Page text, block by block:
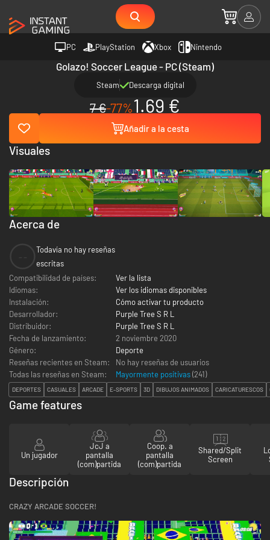
PC PlayStation Xbox Nintendo
Golazo! Soccer League - PC (Steam)
Steam Descarga digital
7 €-77%1.69 €
Añadir a la cesta
Acerca de
Todavía no hay reseñas
escritas
Compatibilidad de países:
Ver la lista
Idiomas:
Ver los idiomas disponibles
Instalación:
Cómo activar tu producto
Desarrollador:
Purple Tree S R L
Distribuidor:
Purple Tree S R L
Fecha de lanzamiento:
2 noviembre 2020
Género:
Deporte
Reseñas recientes en Steam:
No hay reseñas de usuarios
Todas las reseñas en Steam:
Mayormente positivas(241)
DEPORTES CASUALES ARCADE E-SPORTS 3D DIBUJOS ANIMADOS CARICATURESCOS
Visuales
Game features
Un jugador
JcJ a
pantalla
(com)partida
Coop. a
pantalla
(com)partida
Shared/Split
Screen
Descripción
CRAZY ARCADE SOCCER!